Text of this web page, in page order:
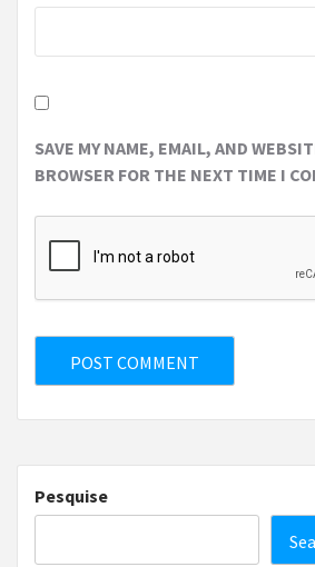
SAVE MY NAME, EMAIL, AND
BROWSER FOR THE NEXT TIME I
Pesquise